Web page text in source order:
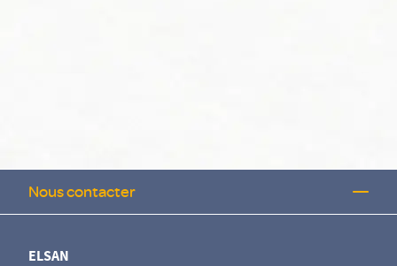
Nous contacter
ELSAN